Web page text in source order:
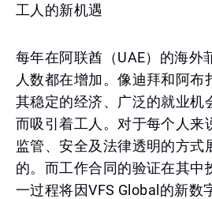
工人的新机遇
每年在阿联酋（UAE）的海外
人数都在增加。像迪拜和阿布
其稳定的经济、广泛的就业机
而吸引着工人。对于每个人来
监管、安全及法律透明的方式
的。而工作合同的验证在其中
一过程将因VFS Global的新数